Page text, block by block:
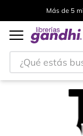
¿Qué estás